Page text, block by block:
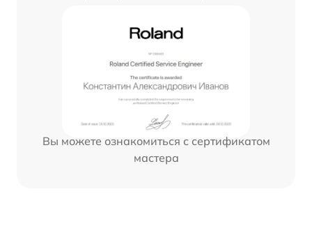
Вы можете ознакомиться с сертификатом
мастера